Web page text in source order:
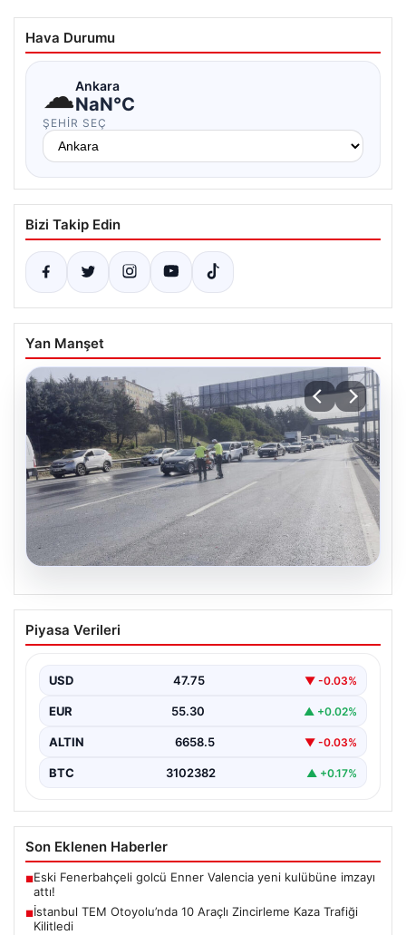
Hava Durumu
☁Ankara
NaN°C
ŞEHIR SEÇ
Bizi Takip Edin
Yan Manşet
08.08.2026
İstanbul TEM Otoyolu’nda 10 Araçlı
Zincirleme Kaza Trafiği Kilitledi
sabah saatlerinde trafik adeta durma noktasına geldi.
Edirne yönünde…
Piyasa Verileri
USD 47.75 ▼ -0.03%
EUR 55.30 ▲ +0.02%
ALTIN 6658.5 ▼ -0.03%
BTC 3102382 ▲ +0.17%
Son Eklenen Haberler
■Eski Fenerbahçeli golcü Enner Valencia yeni kulübüne imzayı
attı!
■İstanbul TEM Otoyolu’nda 10 Araçlı Zincirleme Kaza Trafiği
Kilitledi